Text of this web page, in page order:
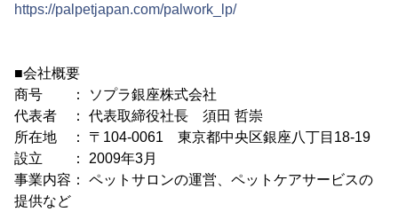
https://palpetjapan.com/palwork_lp/
■会社概要
商号 ： ソプラ銀座株式会社
代表者 ： 代表取締役社長 須田 哲崇
所在地 ： 〒104-0061 東京都中央区銀座八丁目18-19
設立 ： 2009年3月
事業内容： ペットサロンの運営、ペットケアサービスの
提供など